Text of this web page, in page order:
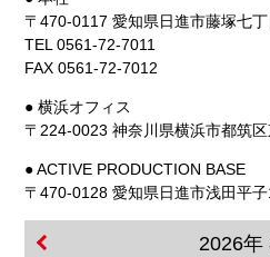
〒470-0117 愛知県日進市藤塚七
TEL 0561-72-7011
FAX 0561-72-7012
● 横浜オフィス
〒224-0023 神奈川県横浜市都筑
● ACTIVE PRODUCTION BASE
〒470-0128 愛知県日進市浅田平
2026年